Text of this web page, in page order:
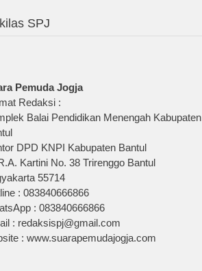
SPJ
Pemuda Jogja
Redaksi :
Balai Pendidikan Menengah Kabupaten
DPD KNPI Kabupaten Bantul
Kartini No. 38 Trirenggo Bantul
55714
: 083840666866
: 083840666866
: redaksispj@gmail.com
: www.suarapemudajogja.com